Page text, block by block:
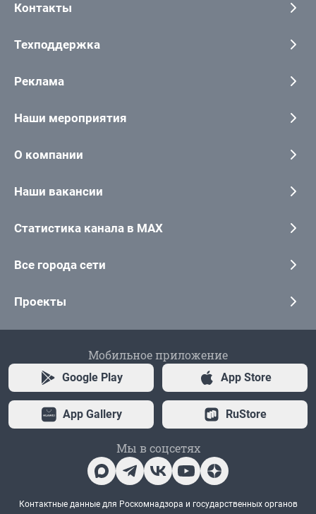
Контакты
Техподдержка
Реклама
Наши мероприятия
О компании
Наши вакансии
Статистика канала в MAX
Все города сети
Проекты
Мобильное приложение
Google Play App Store
App Gallery RuStore
Мы в соцсетях
Контактные данные для Роскомнадзора и государственных органов